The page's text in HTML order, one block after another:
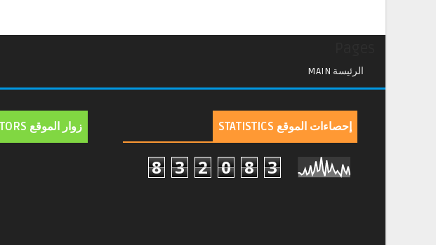
الرئيسة MAIN
إحصاءات الموقع STATISTICS
8 3 2 0 8 3
زوار الموقع OUR VISITORS